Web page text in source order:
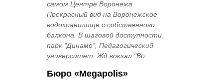
самом Центре Воронежа.
Прекрасный вид на Воронежское
водохранилище с собственного
балкона. В шаговой доступности
парк "Динамо", Педагогический
университет, Жд вокзал "Во...
Бюро «Megapolis»